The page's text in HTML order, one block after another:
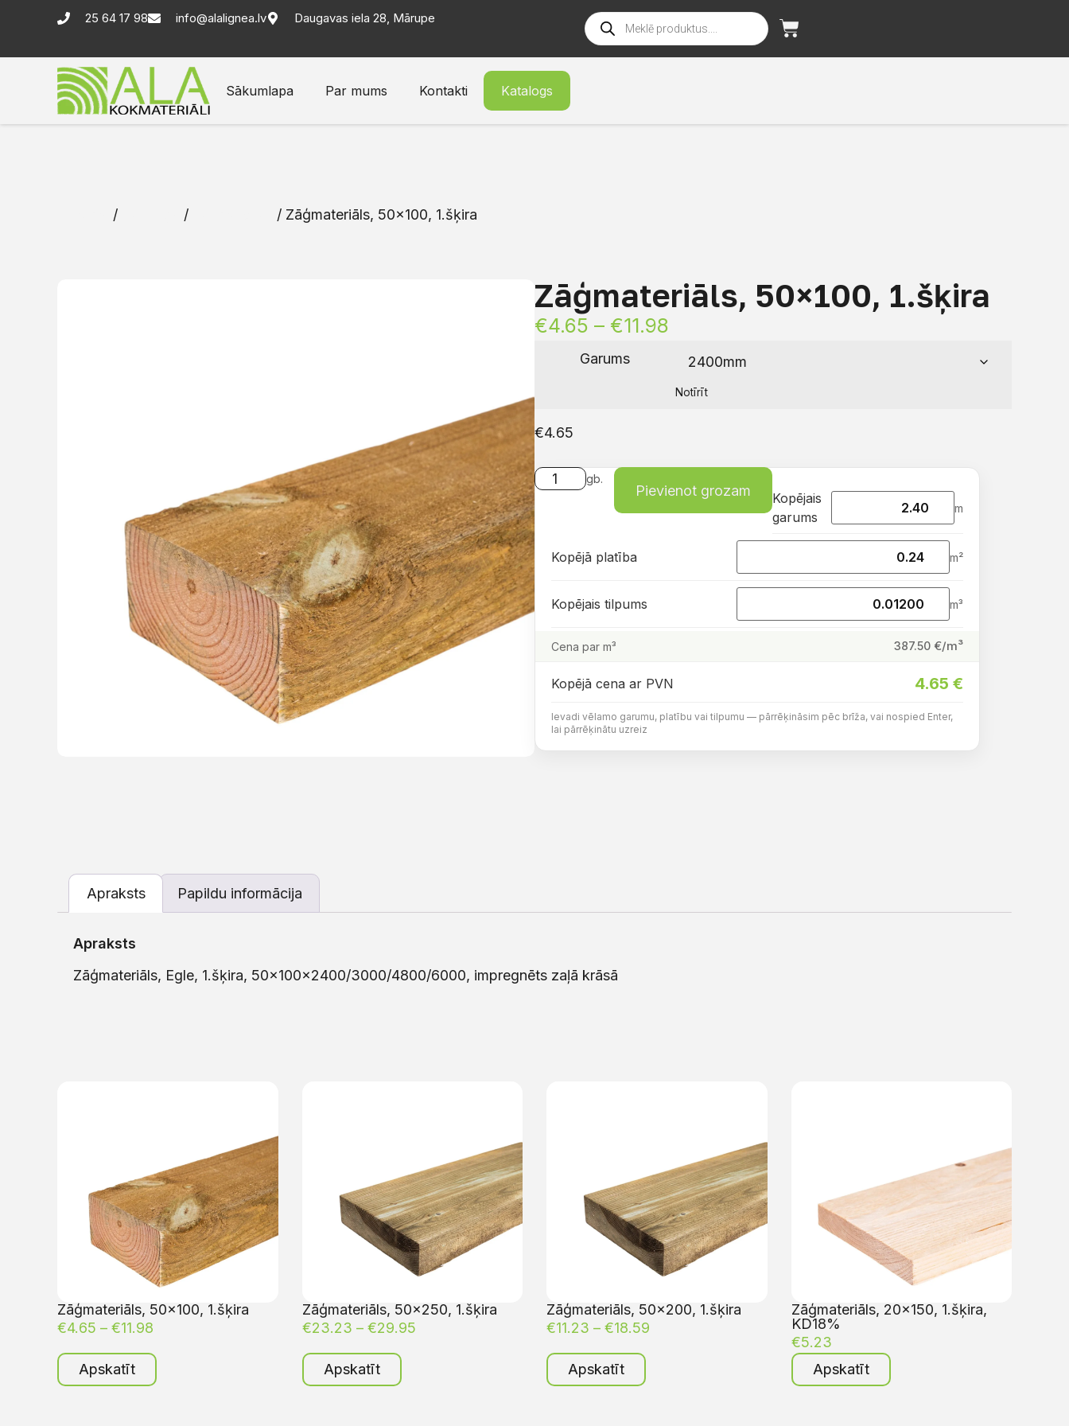
25 64 17 98 info@alalignea.lv Daugavas iela 28, Mārupe
Sākumlapa Par mums Kontakti Katalogs
/ / / Zāģmateriāls, 50×100, 1.šķira
Zāģmateriāls, 50×100, 1.šķira
€4.65 – €11.98
Garums
Notīrīt
€4.65
gb.
Pievienot grozam
Kopējais
garums
m
Kopējā platība m²
Kopējais tilpums m³
Cena par m³ 387.50 €/m³
Kopējā cena ar PVN 4.65 €
Ievadi vēlamo garumu, platību vai tilpumu — pārrēķināsim pēc brīža, vai nospied Enter,
lai pārrēķinātu uzreiz
Apraksts Papildu informācija
Apraksts
Zāģmateriāls, Egle, 1.šķira, 50x100x2400/3000/4800/6000, impregnēts zaļā krāsā
Zāģmateriāls, 50×100, 1.šķira
€4.65 – €11.98
Apskatīt
Zāģmateriāls, 50×250, 1.šķira
€23.23 – €29.95
Apskatīt
Zāģmateriāls, 50×200, 1.šķira
€11.23 – €18.59
Apskatīt
Zāģmateriāls, 20×150, 1.šķira,
KD18%
€5.23
Apskatīt